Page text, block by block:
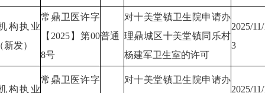
构执业
发）
常鼎卫医许字
【2025】第00
8号
普通
对十美堂镇卫生院申请办
理鼎城区十美堂镇同乐村
杨建军卫生室的许可
2025/
3
构执业
常鼎卫医许字
对十美堂镇卫生院申请办
2025/